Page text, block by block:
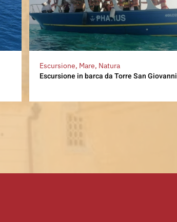
Escursione, Mare, Natura
Escursione in barca da Torre San Giovanni